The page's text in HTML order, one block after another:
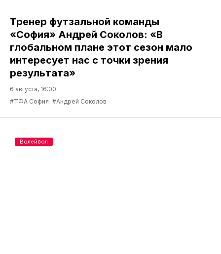
Тренер футзальной команды
«София» Андрей Соколов: «В
глобальном плане этот сезон мало
интересует нас с точки зрения
результата»
6 августа, 16:00
#ТФА София #Андрей Соколов
Волейбол